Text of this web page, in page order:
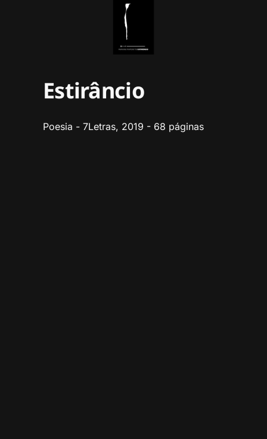
Estirâncio
Poesia - 7Letras, 2019 - 68 páginas